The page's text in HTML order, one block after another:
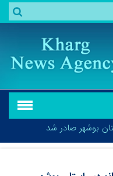
بوشهر صادر شد